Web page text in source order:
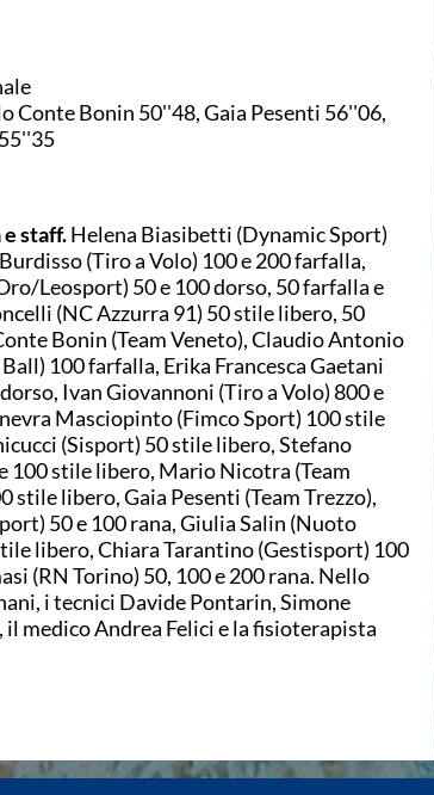
Conte Bonin 50''48, Gaia Pesenti 56''06,
staff.Helena Biasibetti (Dynamic Sport)
(Tiro a Volo) 100 e 200 farfalla,
Leosport) 50 e 100 dorso, 50 farfalla e
(NC Azzurra 91) 50 stile libero, 50
Bonin (Team Veneto), Claudio Antonio
100 farfalla, Erika Francesca Gaetani
Ivan Giovannoni (Tiro a Volo) 800 e
Masciopinto (Fimco Sport) 100 stile
(Sisport) 50 stile libero, Stefano
100 stile libero, Mario Nicotra (Team
stile libero, Gaia Pesenti (Team Trezzo),
50 e 100 rana, Giulia Salin (Nuoto
libero, Chiara Tarantino (Gestisport) 100
(RN Torino) 50, 100 e 200 rana. Nello
i tecnici Davide Pontarin, Simone
medico Andrea Felici e la fisioterapista